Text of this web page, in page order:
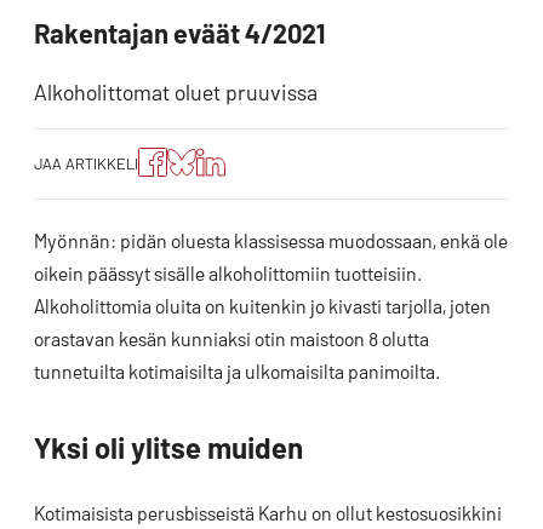
Rakentajan eväät 4/2021
Alkoholittomat oluet pruuvissa
JAA ARTIKKELI
Jaa
artikkeli
Facebookissa
Jaa
artikkeli
Blueskyssa
Jako:
Jaa
artikkeli
Myönnän: pidän oluesta klassisessa muodossaan, enkä ole
oikein päässyt sisälle alkoholittomiin tuotteisiin.
Alkoholittomia oluita on kuitenkin jo kivasti tarjolla, joten
orastavan kesän kunniaksi otin maistoon 8 olutta
tunnetuilta kotimaisilta ja ulkomaisilta panimoilta.
Yksi oli ylitse muiden
Kotimaisista perusbisseistä Karhu on ollut kestosuosikkini